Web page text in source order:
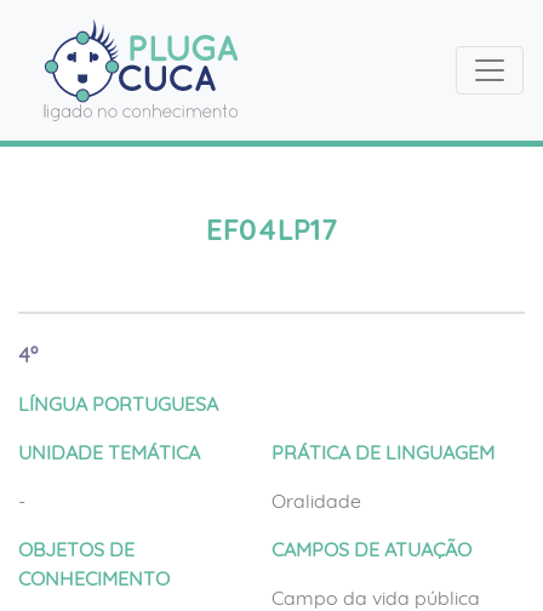
EF04LP17
4º
LÍNGUA PORTUGUESA
UNIDADE TEMÁTICA
-
OBJETOS DE
CONHECIMENTO
PRÁTICA DE LINGUAGEM
Oralidade
CAMPOS DE ATUAÇÃO
Campo da vida pública